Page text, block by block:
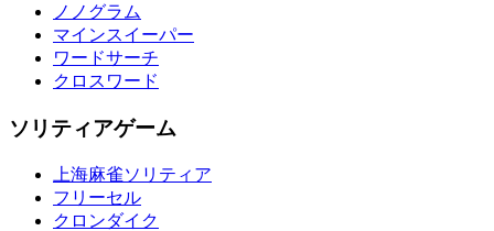
ノノグラム
マインスイーパー
ワードサーチ
クロスワード
ソリティアゲーム
上海麻雀ソリティア
フリーセル
クロンダイク